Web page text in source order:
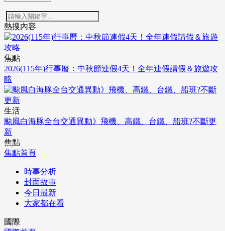
熱搜內容
焦點
2026(115年)行事曆：中秋節連假4天！全年連假請假＆旅遊攻
略
生活
颱風白海豚全台交通異動》飛機、高鐵、台鐵、船班?不斷更
新
焦點
焦點首頁
時事分析
封面故事
今日最新
大家都在看
國際